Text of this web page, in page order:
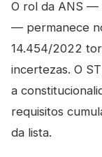
O rol da ANS —
— permanece
14.454/2022
incertezas. O
a
requisitos
da lista.